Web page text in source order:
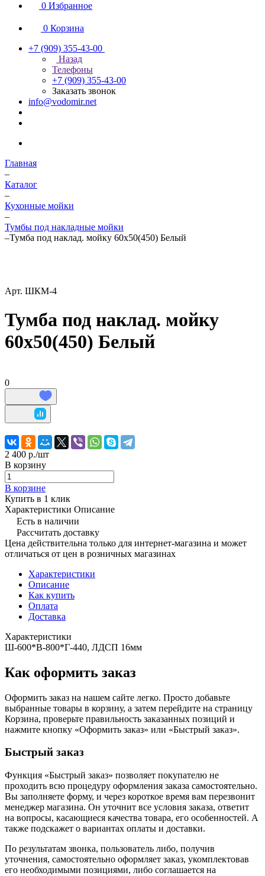
0 Избранное
0 Корзина
+7 (909) 355-43-00
Назад
Телефоны
+7 (909) 355-43-00
Заказать звонок
info@vodomir.net
Главная
–
Каталог
–
Кухонные мойки
–
Тумбы под накладные мойки
–Тумба под наклад. мойку 60х50(450) Белый
Арт. ШКМ-4
Тумба под наклад. мойку
60х50(450) Белый
0
2 400 р./шт
В корзину
В корзине
Купить в 1 клик
Характеристики Описание
Есть в наличии
Рассчитать доставку
Цена действительна только для интернет-магазина и может
отличаться от цен в розничных магазинах
Характеристики
Описание
Как купить
Оплата
Доставка
Характеристики
Ш-600*В-800*Г-440, ЛДСП 16мм
Как оформить заказ
Оформить заказ на нашем сайте легко. Просто добавьте
выбранные товары в корзину, а затем перейдите на страницу
Корзина, проверьте правильность заказанных позиций и
нажмите кнопку «Оформить заказ» или «Быстрый заказ».
Быстрый заказ
Функция «Быстрый заказ» позволяет покупателю не
проходить всю процедуру оформления заказа самостоятельно.
Вы заполняете форму, и через короткое время вам перезвонит
менеджер магазина. Он уточнит все условия заказа, ответит
на вопросы, касающиеся качества товара, его особенностей. А
также подскажет о вариантах оплаты и доставки.
По результатам звонка, пользователь либо, получив
уточнения, самостоятельно оформляет заказ, укомплектовав
его необходимыми позициями, либо соглашается на